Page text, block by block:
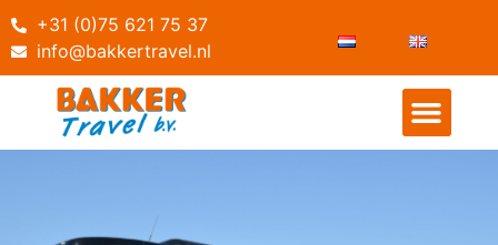
+31 (0)75 621 75 37
info@bakkertravel.nl